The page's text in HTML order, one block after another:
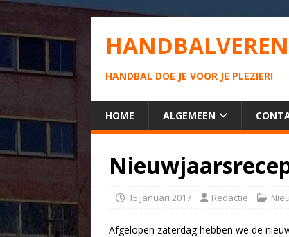
HANDBAL DOE JE VOOR JE PLEZIER!
HOME ALGEMEEN
15 januari 2017 Redactie
Afgelopen zaterdag hebben we de